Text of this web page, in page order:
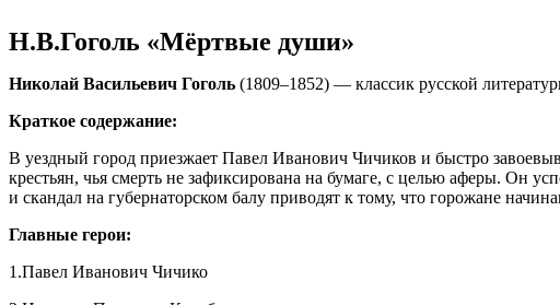
Н.В.Гоголь «Мёртвые души»
Николай Васильевич Гоголь (1809–1852) — классик русской
Краткое содержание:
В уездный город приезжает Павел Иванович Чичиков и быстро
крестьян, чья смерть не зафиксирована на бумаге, с целью аферы.
и скандал на губернаторском балу приводят к тому, что горожане
Главные герои:
1.Павел Иванович Чичико